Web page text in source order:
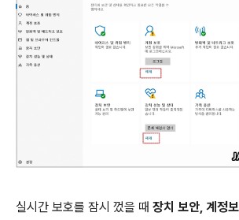
실시간 보호를 잠시 껐을 때 장치 보안, 계정